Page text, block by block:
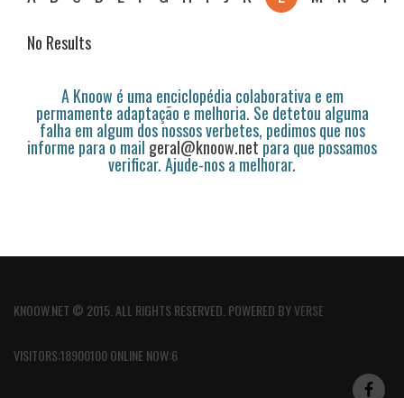
No Results
A Knoow é uma enciclopédia colaborativa e em
permamente adaptação e melhoria. Se detetou alguma
falha em algum dos nossos verbetes, pedimos que nos
informe para o mail geral@knoow.netpara que possamos
verificar. Ajude-nos a melhorar.
KNOOW.NET © 2015. ALL RIGHTS RESERVED. POWERED BYVERSE
VISITORS:18900100 ONLINE NOW:6